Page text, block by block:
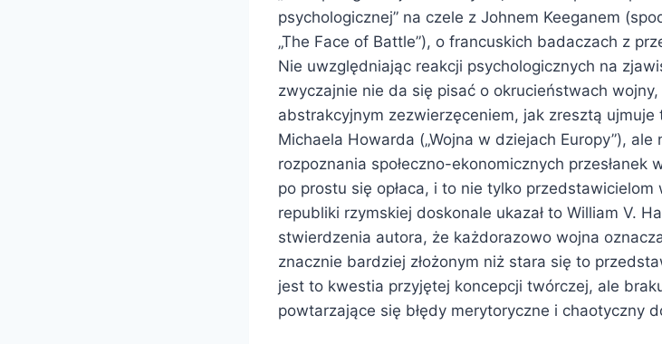
psychologicznej” na czele z Johnem Keeganem
„The Face of Battle”), o francuskich badaczach z
Nie uwzględniając reakcji psychologicznych na
zwyczajnie nie da się pisać o okrucieństwach
abstrakcyjnym zezwierzęceniem, jak zresztą
Michaela Howarda („Wojna w dziejach Europy”),
rozpoznania społeczno-ekonomicznych
po prostu się opłaca, i to nie tylko
republiki rzymskiej doskonale ukazał to William V.
stwierdzenia autora, że każdorazowo wojna
znacznie bardziej złożonym niż stara się to
jest to kwestia przyjętej koncepcji twórczej, ale
powtarzające się błędy merytoryczne i chaotyczny